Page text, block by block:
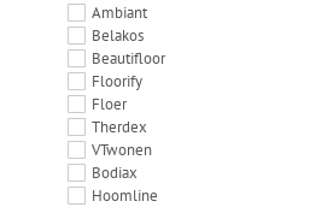
Ambiant
Belakos
Beautifloor
Floorify
Floer
Therdex
VTwonen
Bodiax
Hoomline